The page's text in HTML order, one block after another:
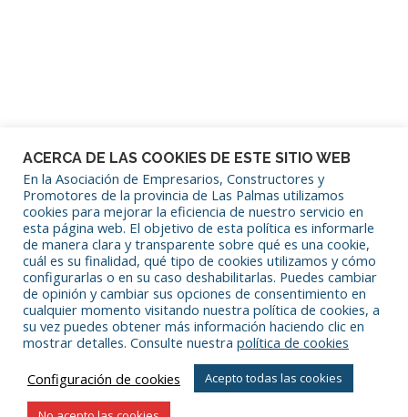
SÍGUENOS EN REDES SOCIALES
Copyright © 2026 Asociación de Empresarios Constructores y
Promotores de la provincia de Las Palmas–TemaOnePress
ACERCA DE LAS COOKIES DE ESTE SITIO WEB
En la Asociación de Empresarios, Constructores y
Promotores de la provincia de Las Palmas utilizamos
cookies para mejorar la eficiencia de nuestro servicio en
esta página web. El objetivo de esta política es informarle
de manera clara y transparente sobre qué es una cookie,
cuál es su finalidad, qué tipo de cookies utilizamos y cómo
configurarlas o en su caso deshabilitarlas. Puedes cambiar
de opinión y cambiar sus opciones de consentimiento en
cualquier momento visitando nuestra política de cookies, a
su vez puedes obtener más información haciendo clic en
mostrar detalles. Consulte nuestra política de cookies
Configuración de cookies
Acepto todas las cookies